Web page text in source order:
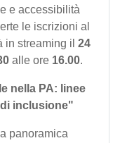
e accessibilità
le iscrizioni al
in streaming il 24
alle ore 16.00.
nella PA: linee
inclusione"
panoramica